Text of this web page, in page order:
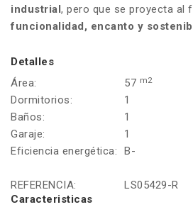
industrial , pero que se proyecta al
funcionalidad, encanto y
Detalles
Área:
57 m2
Dormitorios:
1
Baños:
1
Garaje:
1
Eficiencia energética:
B-
REFERENCIA:
LS05429-R
Caracteristicas